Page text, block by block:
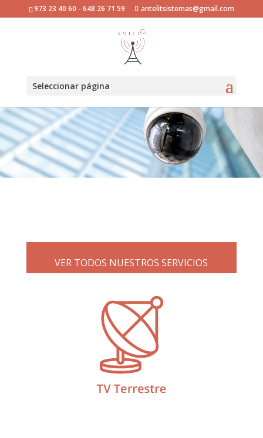
973 23 40 60 - 648 26 71 59 antelitsistemas@gmail.com
Seleccionar página
VER TODOS NUESTROS SERVICIOS